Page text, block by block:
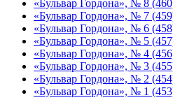
«Бульвар Гордона», № 8
«Бульвар Гордона», № 7
«Бульвар Гордона», № 6
«Бульвар Гордона», № 5
«Бульвар Гордона», № 4
«Бульвар Гордона», № 3
«Бульвар Гордона», № 2
«Бульвар Гордона», № 1